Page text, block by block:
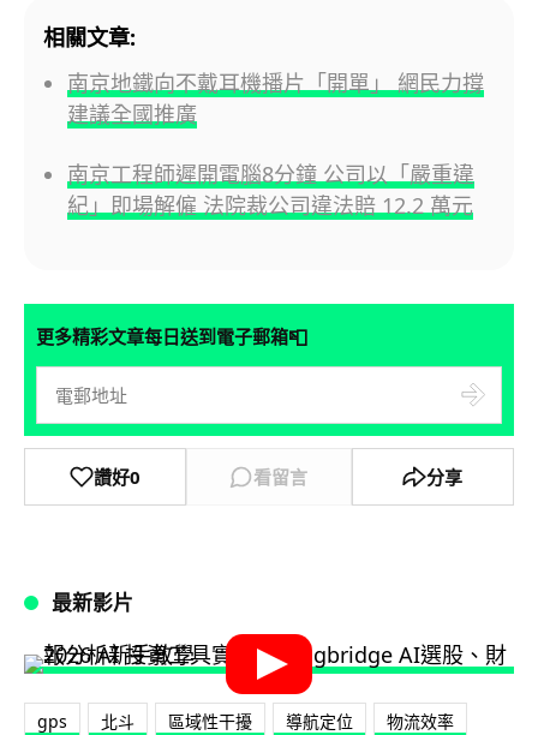
相關文章:
南京地鐵向不戴耳機播片「開單」 網民力撐
建議全國推廣
南京工程師遲開電腦8分鐘 公司以「嚴重違
紀」即場解僱 法院裁公司違法賠 12.2 萬元
更多精彩文章每日送到電子郵箱📮
讚好0 看留言 分享
最新影片
gps 北斗 區域性干擾 導航定位 物流效率